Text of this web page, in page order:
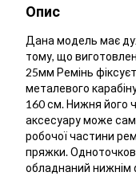
Опис
Дана модель має
тому, що
25мм Ремінь
металевого
160 см. Нижня його
аксесуару може
робочої частини
пряжки.
обладнаний нижнім